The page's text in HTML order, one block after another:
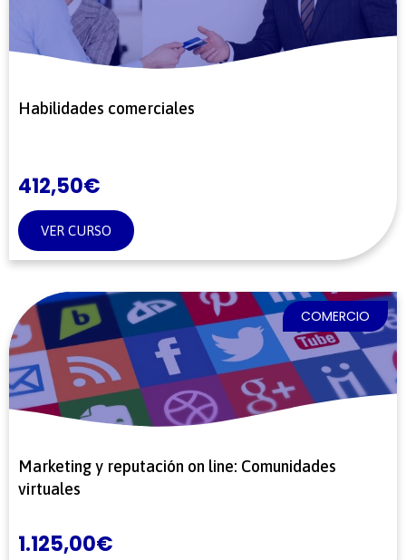
Habilidades comerciales
412,50€
VER CURSO
COMERCIO
Marketing y reputación on line: Comunidades
virtuales
1.125,00€